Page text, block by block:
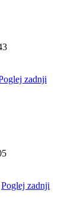
zadnji
Poglej zadnji